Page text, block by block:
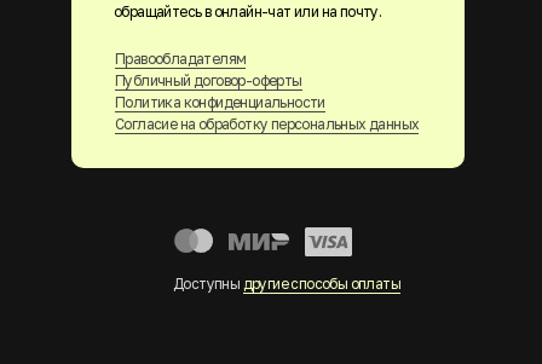
Правообладателям
Публичный договор-оферты
Политика конфиденциальности
Согласие на обработку персональных данных
Доступны другие способы оплаты
обращайтесь в онлайн-чат или на почту.